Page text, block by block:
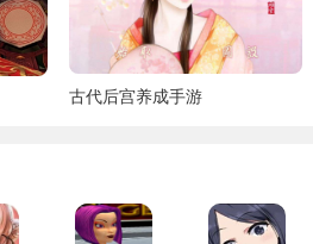
古代后宫养成手游